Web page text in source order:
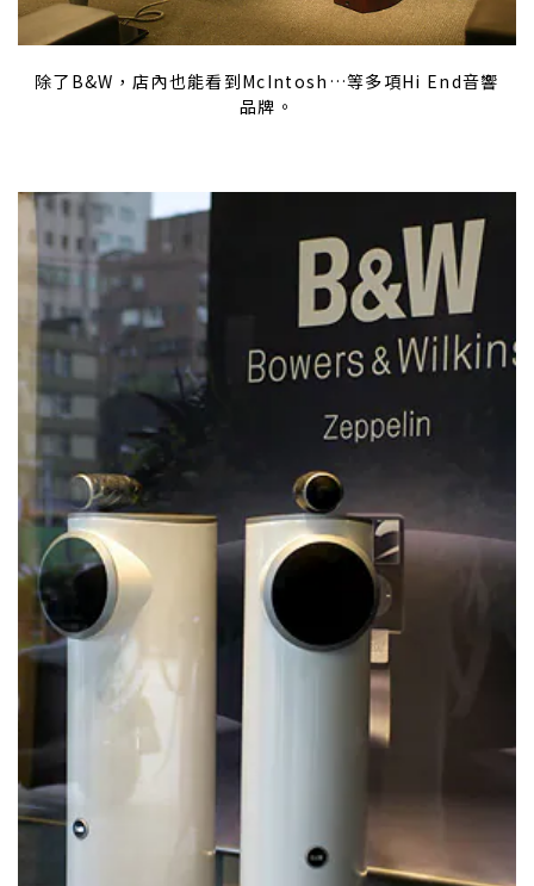
除了B&W，店內也能看到McIntosh…等多項Hi End音響
品牌。